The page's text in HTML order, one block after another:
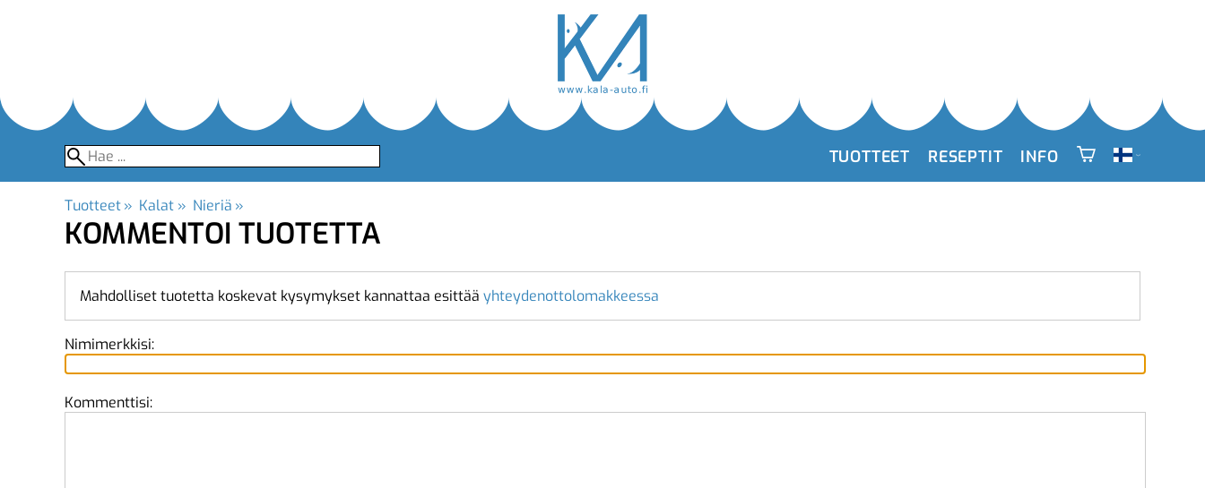
TUOTTEET RESEPTIT INFO
Tuotteet‪» Kalat ‪» Nieriä ‪»
KOMMENTOI TUOTETTA
Mahdolliset tuotetta koskevat kysymykset kannattaa esittää yhteydenottolomakkeessa
Nimimerkkisi:
Kommenttisi: